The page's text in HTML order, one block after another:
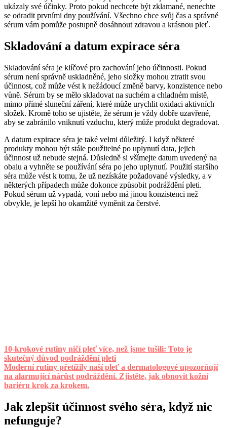
ukázaly své účinky. Proto pokud nechcete být zklamané, nenechte
se odradit prvními dny používání. Všechno chce svůj čas a správné
sérum vám pomůže postupně dosáhnout zdravou a krásnou pleť.
Skladování a datum expirace séra
Skladování séra je klíčové pro zachování jeho účinnosti. Pokud
sérum není správně uskladněné, jeho složky mohou ztratit svou
účinnost, což může vést k nežádoucí změně barvy, konzistence nebo
vůně. Sérum by se mělo skladovat na suchém a chladném místě,
mimo přímé sluneční záření, které může urychlit oxidaci aktivních
složek. Kromě toho se ujistěte, že sérum je vždy dobře uzavřené,
aby se zabránilo vniknutí vzduchu, který může produkt degradovat.
A datum expirace séra je také velmi důležitý. I když některé
produkty mohou být stále použitelné po uplynutí data, jejich
účinnost už nebude stejná. Důsledně si všímejte datum uvedený na
obalu a vyhněte se používání séra po jeho uplynutí. Použití staršího
séra může vést k tomu, že už nezískáte požadované výsledky, a v
některých případech může dokonce způsobit podráždění pleti.
Pokud sérum už vypadá, voní nebo má jinou konzistenci než
obvykle, je lepší ho okamžitě vyměnit za čerstvé.
10-krokové rutiny ničí pleť více, než jsme tušili: Toto je
skutečný důvod podráždění pleti
Moderní rutiny přetížily naší pleť a dermatologové upozorňují
na alarmující nárůst podráždění. Zjistěte, jak obnovit kožní
bariéru krok za krokem.
Jak zlepšit účinnost svého séra, když nic
nefunguje?